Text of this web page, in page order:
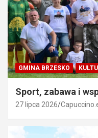
GMINA BRZESKO
Sport, zabawa i
27 lipca 2026